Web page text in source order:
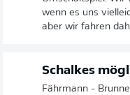
wenn es uns
aber wir fahren
Schalkes
Fährmann -